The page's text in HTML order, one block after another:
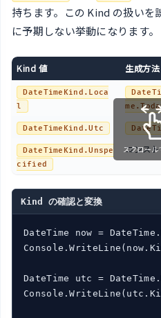
持ちます。この Kind の扱いを
に予期しない挙動になります。
Kind 値 生成方法
DateTimeKind.Loca
l
DateTimeKind.Utc
DateTimeKind.Unspe
cified
コンス
スクロール
Kind の確認と変換
DateTime now =
DateTime utc =